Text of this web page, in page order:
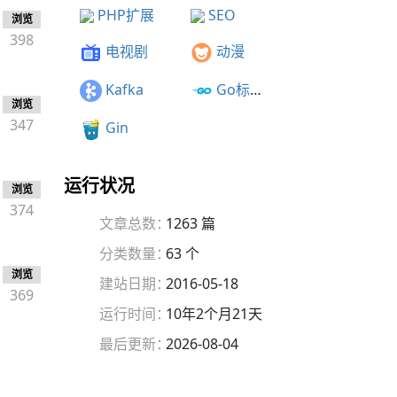
浏览
398
浏览
347
浏览
374
浏览
369
PHP扩展
SEO
电视剧
动漫
Kafka
Go标准库
Gin
运行状况
文章总数：1263 篇
分类数量：63 个
建站日期：2016-05-18
运行时间：10年2个月21天
最后更新：2026-08-04